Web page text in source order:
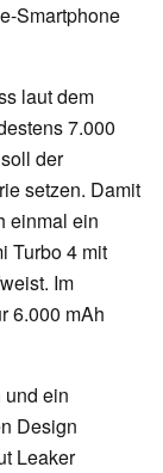
Smartphone
laut dem
7.000
der
setzen. Damit
einmal ein
Turbo 4 mit
Im
6.000 mAh
ein
Design
Leaker